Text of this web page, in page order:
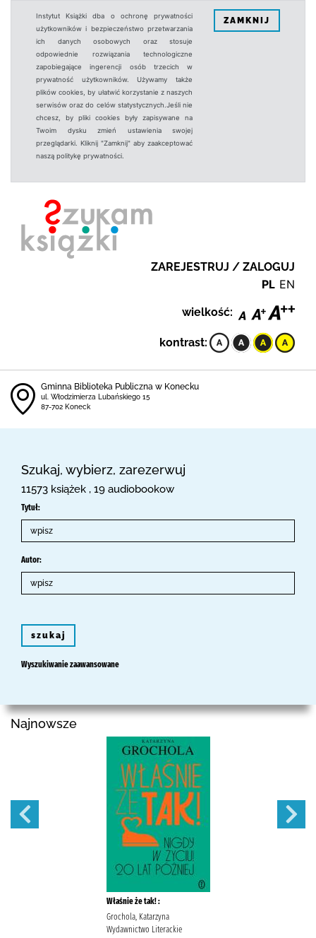
Instytut Książki dba o ochronę prywatności
użytkowników i bezpieczeństwo przetwarzania
ich danych osobowych oraz stosuje
odpowiednie rozwiązania technologiczne
zapobiegające ingerencji osób trzecich w
prywatność użytkowników. Używamy także
plików cookies, by ułatwić korzystanie z naszych
serwisów oraz do celów statystycznych.Jeśli nie
chcesz, by pliki cookies były zapisywane na
Twoim dysku zmień ustawienia swojej
przeglądarki. Kliknij "Zamknij" aby zaakceptować
naszą politykę prywatności.
ZAMKNIJ
ZAREJESTRUJ / ZALOGUJ
PL EN
wielkość:
kontrast:
Gminna Biblioteka Publiczna w Konecku
ul. Włodzimierza Lubańskiego 15
87-702 Koneck
Szukaj, wybierz, zarezerwuj
11573 książek , 19 audiobookow
Tytuł:
Autor:
szukaj
Wyszukiwanie zaawansowane
Najnowsze
Właśnie że tak! :
Grochola, Katarzyna
Wydawnictwo Literackie